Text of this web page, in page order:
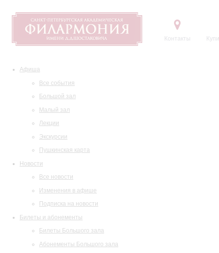
Контакты
Афиша
Все события
Большой зал
Малый зал
Лекции
Экскурсии
Пушкинская карта
Новости
Все новости
Изменения в афише
Подписка на новости
Билеты и абонементы
Билеты Большого зала
Абонементы Большого зала